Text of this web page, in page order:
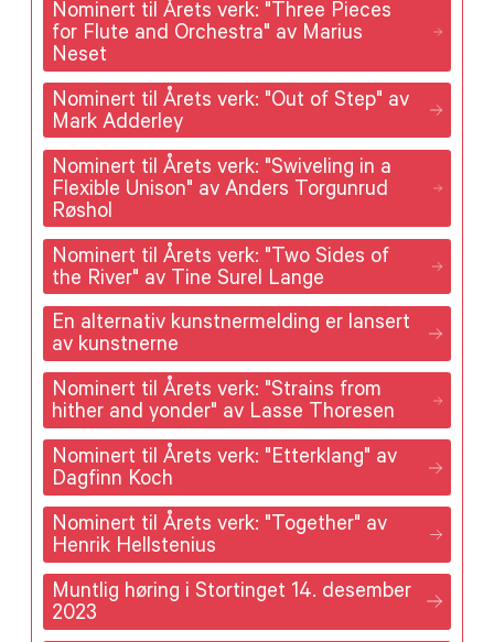
Nominert til Årets verk: "Three Pieces
for Flute and Orchestra" av Marius
Neset
Nominert til Årets verk: "Out of Step" av
Mark Adderley
Nominert til Årets verk: "Swiveling in a
Flexible Unison" av Anders Torgunrud
Røshol
Nominert til Årets verk: "Two Sides of
the River" av Tine Surel Lange
En alternativ kunstnermelding er lansert
av kunstnerne
Nominert til Årets verk: "Strains from
hither and yonder" av Lasse Thoresen
Nominert til Årets verk: "Etterklang" av
Dagfinn Koch
Nominert til Årets verk: "Together" av
Henrik Hellstenius
Muntlig høring i Stortinget 14. desember
2023